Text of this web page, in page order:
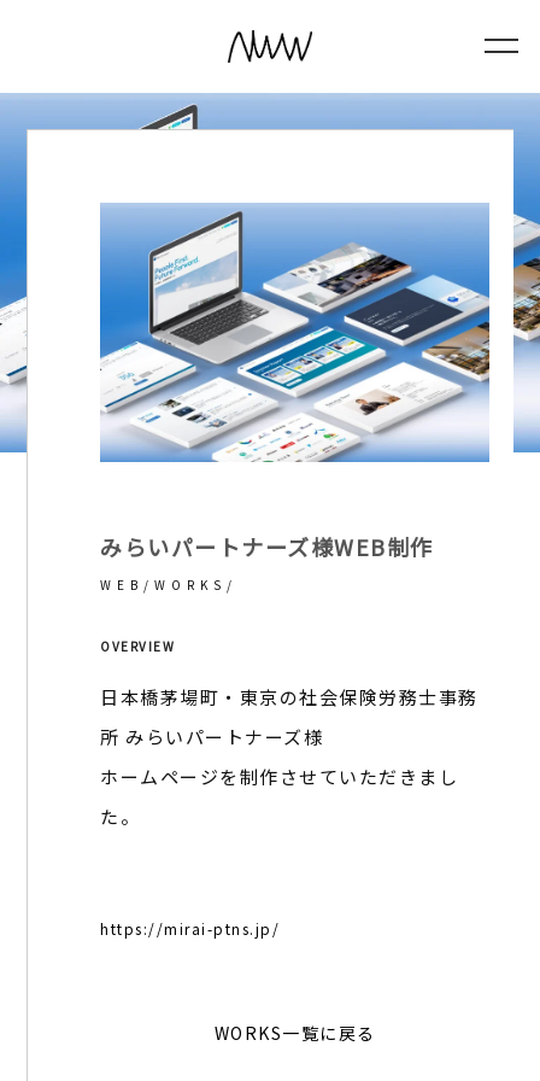
みらいパートナーズ様WEB制作
WEB/WORKS/
OVERVIEW
日本橋茅場町・東京の社会保険労務士事務
所 みらいパートナーズ様
ホームページを制作させていただきまし
た。
https://mirai-ptns.jp/
WORKS一覧に戻る